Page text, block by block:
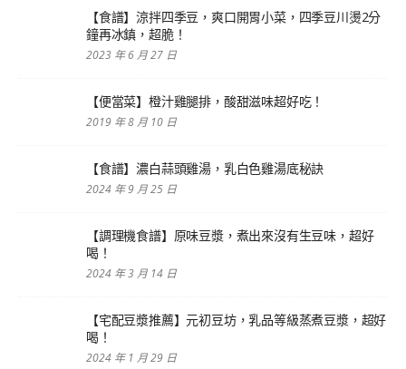
【食譜】涼拌四季豆，爽口開胃小菜，四季豆川燙2分
鐘再冰鎮，超脆！
2023 年 6 月 27 日
【便當菜】橙汁雞腿排，酸甜滋味超好吃！
2019 年 8 月 10 日
【食譜】濃白蒜頭雞湯，乳白色雞湯底秘訣
2024 年 9 月 25 日
【調理機食譜】原味豆漿，煮出來沒有生豆味，超好
喝！
2024 年 3 月 14 日
【宅配豆漿推薦】元初豆坊，乳品等級蒸煮豆漿，超好
喝！
2024 年 1 月 29 日